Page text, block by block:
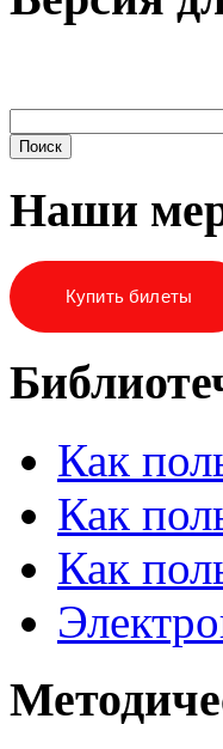
Наши
Купить билеты
Как
Как
Как